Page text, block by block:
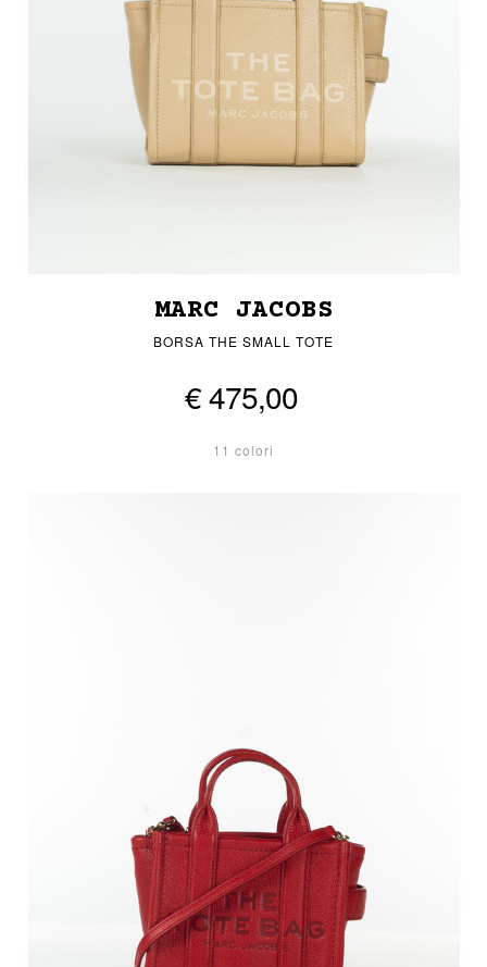
MARC JACOBS
BORSA THE SMALL TOTE
€ 475,00
11 colori